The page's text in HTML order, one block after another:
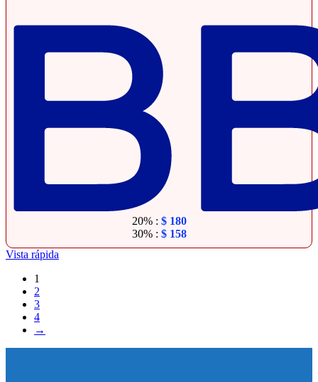
20% : $180
30% : $158
Vista rápida
1
2
3
4
→